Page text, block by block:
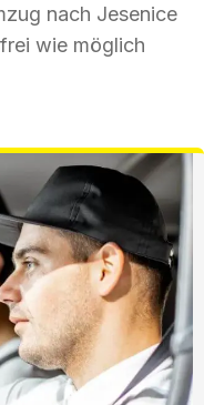
nach Jesenice
wie möglich